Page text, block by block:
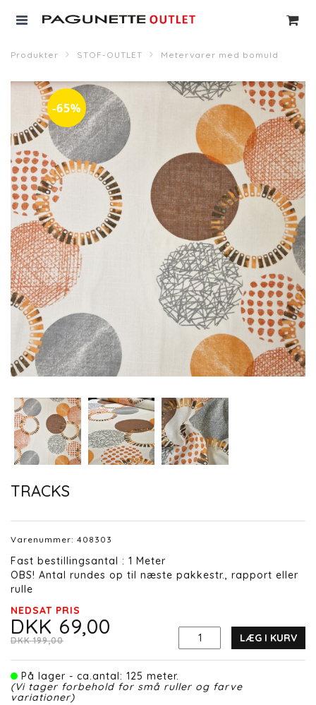
Produkter STOF-OUTLET Metervarer med bomuld
-65%
TRACKS
Varenummer: 408303
Fast bestillingsantal : 1 Meter
OBS! Antal rundes op til næste pakkestr., rapport eller
rulle
NEDSAT PRIS
DKK 69,00
DKK 199,00 LÆG I KURV
På lager - ca.antal: 125 meter.
(Vi tager forbehold for små ruller og farve
variationer)